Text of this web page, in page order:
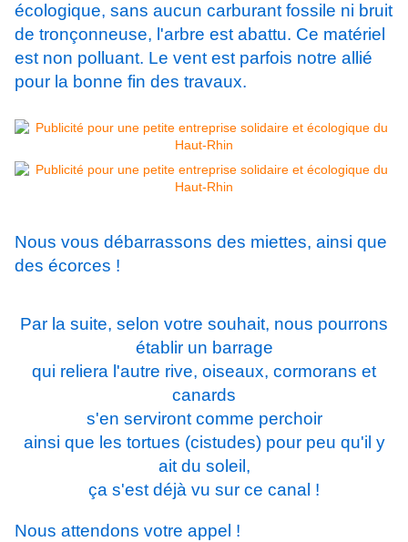
écologique, sans aucun carburant fossile ni bruit
de tronçonneuse, l'arbre est abattu. Ce matériel
est non polluant. Le vent est parfois notre allié
pour la bonne fin des travaux.
Nous vous débarrassons des miettes, ainsi que
des écorces !
Par la suite, selon votre souhait, nous pourrons
établir un barrage
qui reliera l'autre rive, oiseaux, cormorans et
canards
s'en serviront comme perchoir
ainsi que les tortues (cistudes) pour peu qu'il y
ait du soleil,
ça s'est déjà vu sur ce canal !
Nous attendons votre appel !